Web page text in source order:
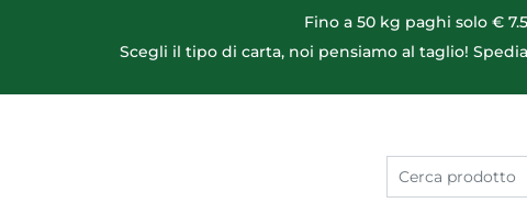
Fino a 50 kg paghi solo €
Scegli il tipo di carta, noi pensiamo al taglio!